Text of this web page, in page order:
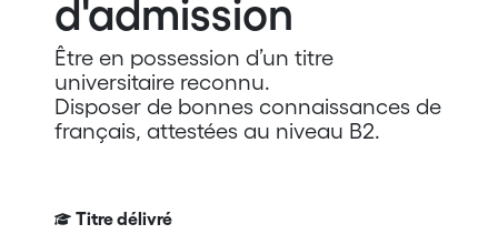
d'admission
Être en possession d’un titre
universitaire reconnu.
Disposer de bonnes connaissances de
français, attestées au niveau B2.
Titre délivré